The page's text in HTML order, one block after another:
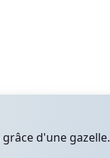
d'une gazelle.